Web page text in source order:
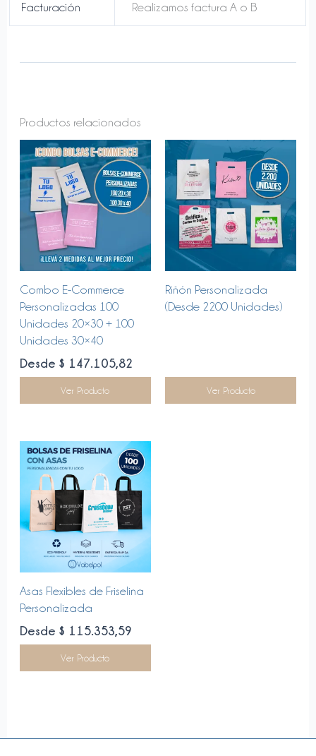
Facturación Realizamos factura A o B
Productos relacionados
Combo E-Commerce
Personalizadas 100
Unidades 20×30 + 100
Unidades 30×40
Desde $ 147.105,82
Ver Producto
Este
producto
tiene
múltiples
variantes.
opciones
se
elegir
en
página
de
producto
Riñón Personalizada
(Desde 2200 Unidades)
Ver Producto
Asas Flexibles de Friselina
Personalizada
Desde $ 115.353,59
Ver Producto
Este
producto
tiene
variantes.
Las
elegir